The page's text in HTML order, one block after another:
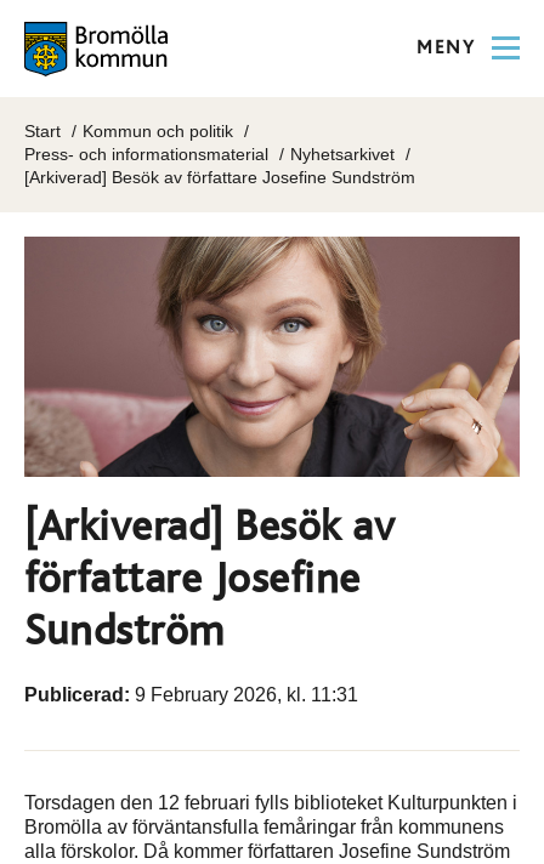
MENY
Start
Kommun och politik
Press- och informationsmaterial
Nyhetsarkivet
[Arkiverad] Besök av författare Josefine Sundström
[Arkiverad] Besök av
författare Josefine
Sundström
Publicerad: 9 February 2026, kl. 11:31
Torsdagen den 12 februari fylls biblioteket Kulturpunkten i
Bromölla av förväntansfulla femåringar från kommunens
alla förskolor. Då kommer författaren Josefine Sundström